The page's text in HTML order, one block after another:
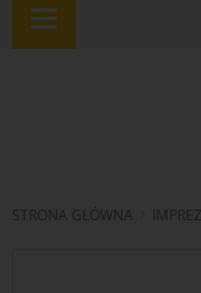
Rozwiń
STRONA GŁÓWNA